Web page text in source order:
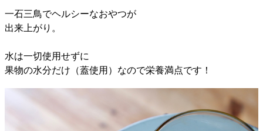
一石三鳥でヘルシーなおやつが
出来上がり。
水は一切使用せずに
果物の水分だけ（蓋使用）なので栄養満点です！